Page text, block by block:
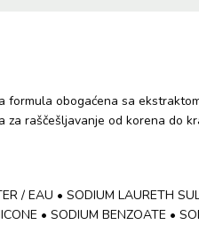
formula obogaćena sa
za raščešljavanje od korena do
/ EAU • SODIUM LAURETH
• SODIUM BENZOATE •